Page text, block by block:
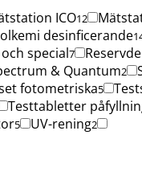
ICO12
desinficerande
special7
& Quantum2
fotometriska5
Testtabletter
5 UV-rening2